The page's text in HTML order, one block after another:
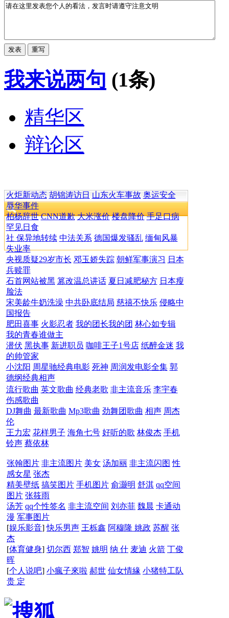
我来说两句 (1条)
精华区
辩论区
火炬新动态 胡锦涛访日 山东火车事故 奥运安全
辱华事件
柏杨辞世 CNN道歉 大米涨价 楼盘降价 手足口病
罕见日食
社 保异地转续 中法关系 德国爆发骚乱 缅甸风暴
失业率
央视质疑29岁市长 邓玉娇失踪 朝鲜军事演习 日本
兵赎罪
石首网站被黑 篡改温总讲话 夏日减肥秘方 日本瘦
脸法
宋美龄牛奶洗澡 中共卧底结局 慈禧不快乐 侵略中
国报告
肥田喜事 火影忍者 我的团长我的团 林心如专辑
我的青春谁做主
潜伏 黑执事 新进职员 咖啡王子1号店 纸醉金迷 我
的帅管家
小沈阳 周星驰经典电影 死神 周润发电影全集 郭
德纲经典相声
流行歌曲 英文歌曲 经典老歌 非主流音乐 李宇春
伤感歌曲
DJ舞曲 最新歌曲 Mp3歌曲 劲舞团歌曲 相声 周杰
伦
王力宏 花样男子 海角七号 好听的歌 林俊杰 手机
铃声 蔡依林
张翰图片 非主流图片 美女 汤加丽 非主流闪图 性
感女星 张杰
精美壁纸 搞笑图片 手机图片 俞灏明 舒淇 qq空间
图片 张筱雨
汤芳 qq个性签名 非主流空间 刘亦菲 魏晨 卡通动
漫 军事图片
[娱乐影音]快乐男声 王栎鑫 阿穆隆 姚政 苏醒 张
杰
[体育健身] 切尔西 郑智 姚明 纳 什 麦迪 火箭 丁俊
晖
[个人说吧] 小瘋子來啦 郝世 仙女情緣 小猪特工队
贵 定